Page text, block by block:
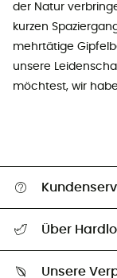
der Natur
kurzen
mehrtätige
unsere
möchtest, wir
Größentabelle
Über
Unsere